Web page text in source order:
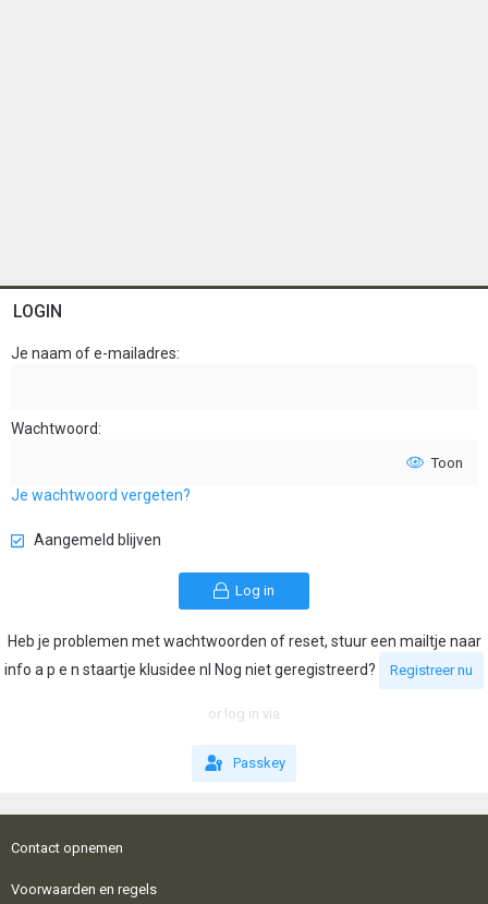
LOGIN
Je naam of e-mailadres
Wachtwoord
Toon
Je wachtwoord vergeten?
Aangemeld blijven
Log in
Heb je problemen met wachtwoorden of reset, stuur een mailtje naar
info a p e n staartje klusidee nl Nog niet geregistreerd?
Registreer nu
or log in via
Passkey
Contact opnemen
Voorwaarden en regels